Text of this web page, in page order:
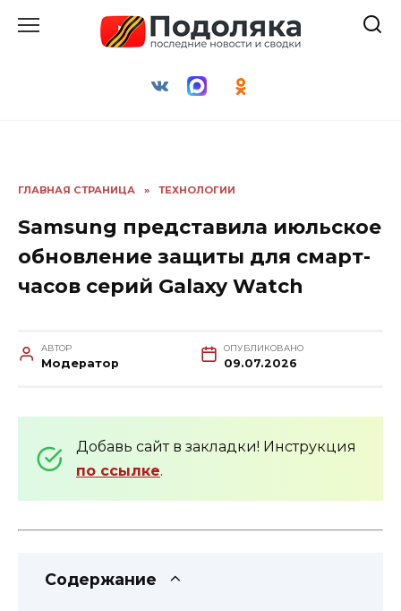
ГЛАВНАЯ СТРАНИЦА » ТЕХНОЛОГИИ
Samsung представила июльское
обновление защиты для смарт-
часов серий Galaxy Watch
АВТОР
Модератор
ОПУБЛИКОВАНО
09.07.2026
Добавь сайт в закладки! Инструкция
по ссылке.
Содержание